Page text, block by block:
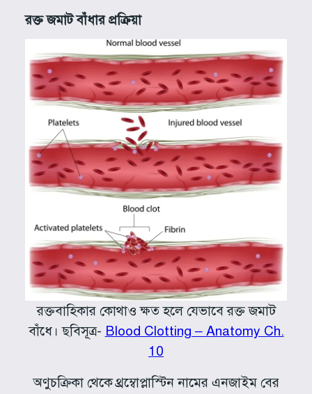
রক্ত জমাট বাঁধার প্রক্রিয়া
রক্তবাহিকার কোথাও ক্ষত হলে যেভাবে রক্ত জমাট
বাঁধে। ছবিসূত্র- Blood Clotting – Anatomy Ch.
10
অণুচক্রিকা থেকে থ্রম্বোপ্লাস্টিন নামের এনজাইম বের